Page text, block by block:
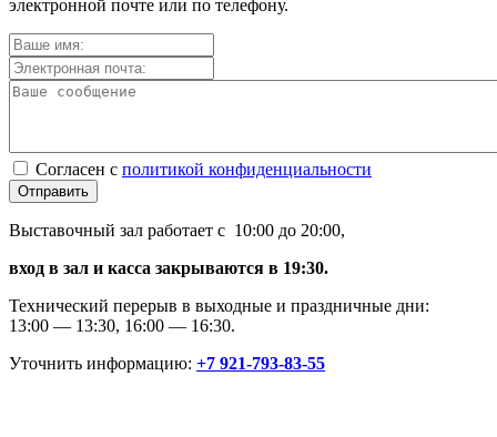
электронной почте или по телефону.
Согласен с политикой конфиденциальности
Отправить
Выставочный зал работает с 10:00 до 20:00,
вход в зал и касса закрываются в 19:30.
Технический перерыв в выходные и праздничные дни:
13:00 — 13:30, 16:00 — 16:30.
Уточнить информацию: +7 921-793-83-55